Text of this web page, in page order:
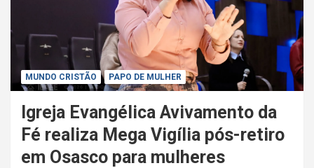
MUNDO CRISTÃO PAPO DE MULHER
Igreja Evangélica Avivamento da
Fé realiza Mega Vigília pós-retiro
em Osasco para mulheres